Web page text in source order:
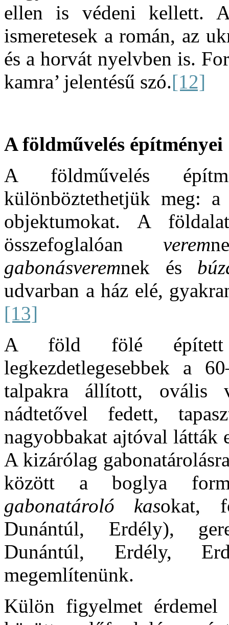
ellen is védeni kellett.
ismeretesek a román, az
és a horvát nyelvben is.
kamra’ jelentésű szó.[12]
A földművelés építményei
A földművelés
különböztethetjük meg:
objektumokat. A
összefoglalóanverem
gabonásveremnek és
udvarban a ház elé,
[13]
A föld fölé épített
legkezdetlegesebbek a
talpakra állított, ovális
nádtetővel fedett,
nagyobbakat ajtóval látták
A kizárólag
között a boglya
gabonatároló kasokat,
Dunántúl, Erdély),
Dunántúl, Erdély,
megemlítenünk.
Külön figyelmet